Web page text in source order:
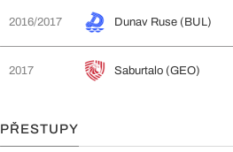
2016/2017 Dunav Ruse (BUL)
2017 Saburtalo (GEO)
PŘESTUPY